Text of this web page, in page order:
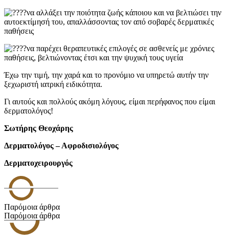
να αλλάξει την ποιότητα ζωής κάποιου και να βελτιώσει την
αυτοεκτίμησή του, απαλλάσσοντας τον από σοβαρές δερματικές
παθήσεις
να παρέχει θεραπευτικές επιλογές σε ασθενείς με χρόνιες
παθήσεις, βελτιώνοντας έτσι και την ψυχική τους υγεία
Έχω την τιμή, την χαρά και το προνόμιο να υπηρετώ αυτήν την
ξεχωριστή ιατρική ειδικότητα.
Γι αυτούς και πολλούς ακόμη λόγους, είμαι περήφανος που είμαι
δερματολόγος!
Σωτήρης Θεοχάρης
Δερματολόγος – Αφροδισιολόγος
Δερματοχειρουργός
Παρόμοια άρθρα
Παρόμοια άρθρα